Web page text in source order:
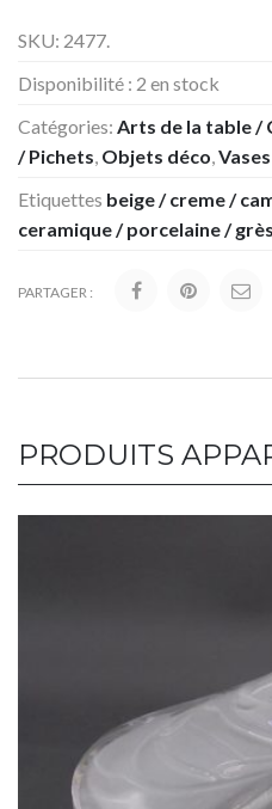
SKU: 2477
Disponibilité : 2 en stock
Catégories: Arts de la table /
/ Pichets Objets déco
Etiquettes beige / creme /
ceramique / porcelaine /
PARTAGER :
PRODUITS